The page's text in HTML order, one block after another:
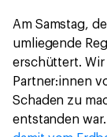
Am Samstag,
umliegende
erschüttert.
Partner:innen
Schaden zu
entstanden war.